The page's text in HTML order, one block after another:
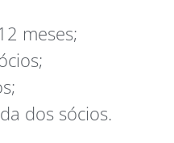
meses;
dos sócios.